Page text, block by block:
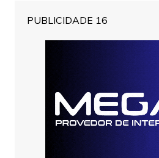
PUBLICIDADE 16